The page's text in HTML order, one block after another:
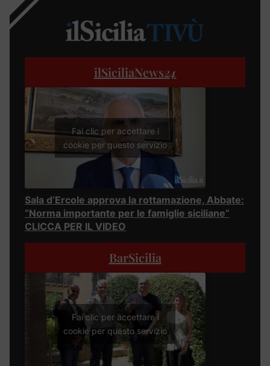
ilSiciliaNews24
Fai clic per accettare i
cookie per questo servizio
Sala d’Ercole approva la rottamazione, Abbate:
“Norma importante per le famiglie siciliane”
CLICCA PER IL VIDEO
BarSicilia
Fai clic per accettare i
cookie per questo servizio